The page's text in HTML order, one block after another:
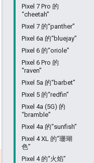
Pixel 7 Pro 的
“cheetah”
Pixel 7 的“panther”
Pixel 6a 的“bluejay”
Pixel 6 的“oriole”
Pixel 6 Pro 的
“raven”
Pixel 5a 的“barbet”
Pixel 5 的“redfin”
Pixel 4a (5G) 的
“bramble”
Pixel 4a 的“sunfish”
Pixel 4 XL 的“珊瑚
色”
Pixel 4 的“火焰”